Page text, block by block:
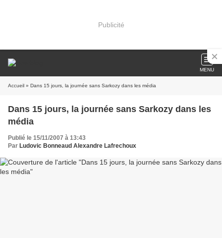
Publicité
MENU
Accueil » Dans 15 jours, la journée sans Sarkozy dans les média
Dans 15 jours, la journée sans Sarkozy dans les
média
Publié le 15/11/2007 à 13:43
Par Ludovic Bonneaud Alexandre Lafrechoux